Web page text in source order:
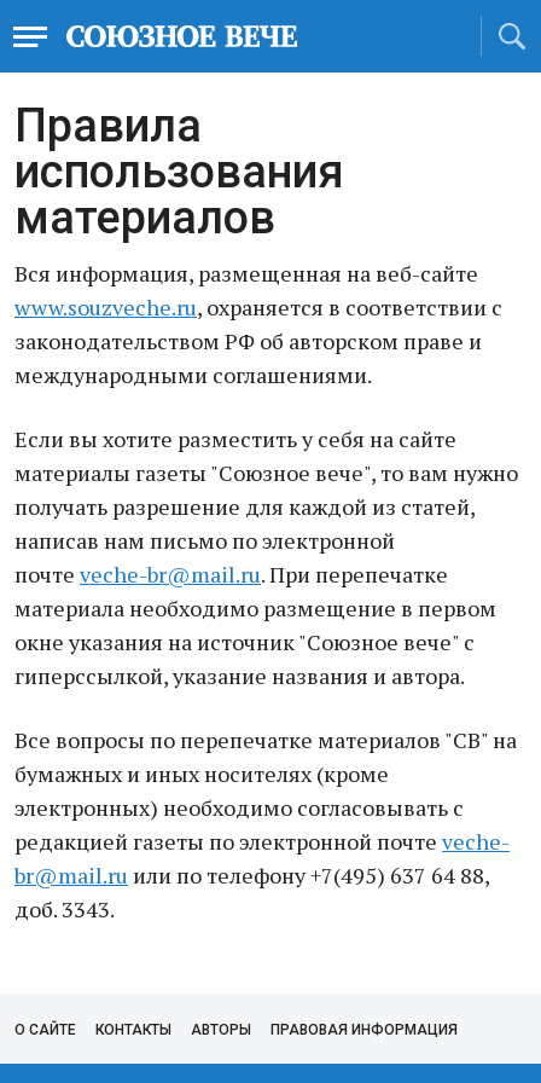
Правила
использования
материалов
Вся информация, размещенная на веб-сайте
www.souzveche.ru, охраняется в соответствии с
законодательством РФ об авторском праве и
международными соглашениями.
Если вы хотите разместить у себя на сайте
материалы газеты "Союзное вече", то вам нужно
получать разрешение для каждой из статей,
написав нам письмо по электронной
почте veche-br@mail.ru. При перепечатке
материала необходимо размещение в первом
окне указания на источник "Союзное вече" с
гиперссылкой, указание названия и автора.
Все вопросы по перепечатке материалов "СВ" на
бумажных и иных носителях (кроме
электронных) необходимо согласовывать с
редакцией газеты по электронной почте veche-
br@mail.ru или по телефону +7(495) 637 64 88,
доб. 3343.
О САЙТЕ КОНТАКТЫ АВТОРЫ ПРАВОВАЯ ИНФОРМАЦИЯ